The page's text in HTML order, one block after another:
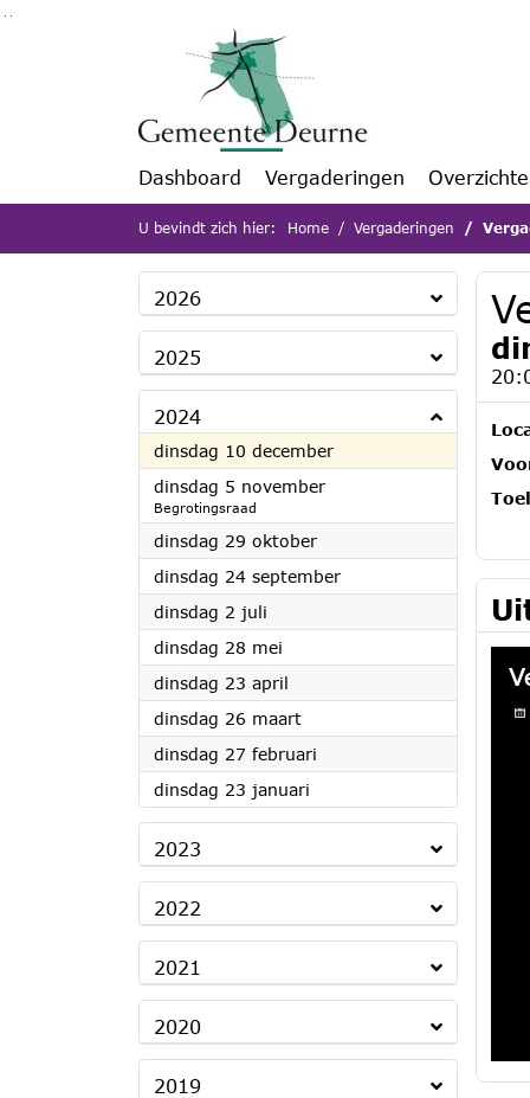
Ga naar de inhoud van deze pagina
Dashboard Vergaderingen
U bevindt zich hier: Home Vergaderingen
2026
2025
2024
dinsdag 10 december2024
dinsdag 5 november2024
Begrotingsraad
dinsdag 29 oktober2024
dinsdag 24 september2024
dinsdag 2 juli
dinsdag 28 mei
dinsdag 23 april
dinsdag 26 maart2024
dinsdag 27 februari
dinsdag 23 januari
2023
2022
2021
2020
2019